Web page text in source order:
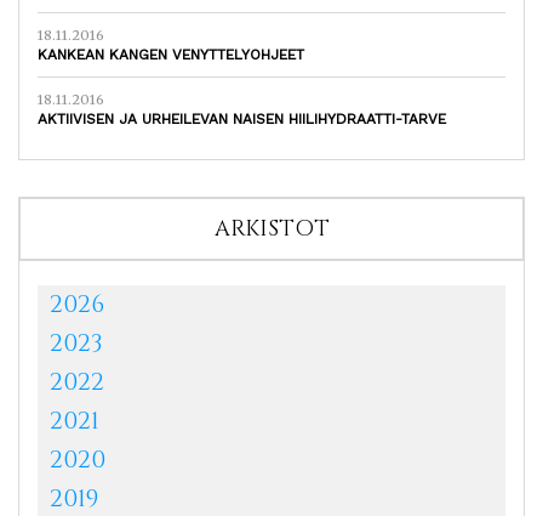
18.11.2016
KANKEAN KANGEN VENYTTELYOHJEET
18.11.2016
AKTIIVISEN JA URHEILEVAN NAISEN HIILIHYDRAATTI-TARVE
ARKISTOT
2026
2023
2022
2021
2020
2019